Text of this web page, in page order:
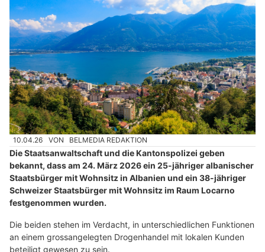
10.04.26 VON BELMEDIA REDAKTION
Die Staatsanwaltschaft und die Kantonspolizei geben
bekannt, dass am 24. März 2026 ein 25-jähriger albanischer
Staatsbürger mit Wohnsitz in Albanien und ein 38-jähriger
Schweizer Staatsbürger mit Wohnsitz im Raum Locarno
festgenommen wurden.
Die beiden stehen im Verdacht, in unterschiedlichen Funktionen
an einem grossangelegten Drogenhandel mit lokalen Kunden
beteiligt gewesen zu sein.